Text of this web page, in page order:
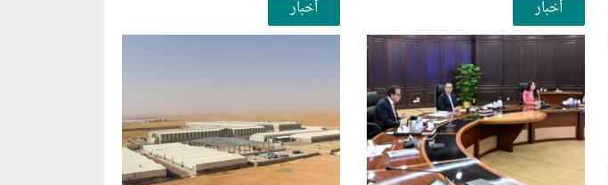
أخبار أخبار